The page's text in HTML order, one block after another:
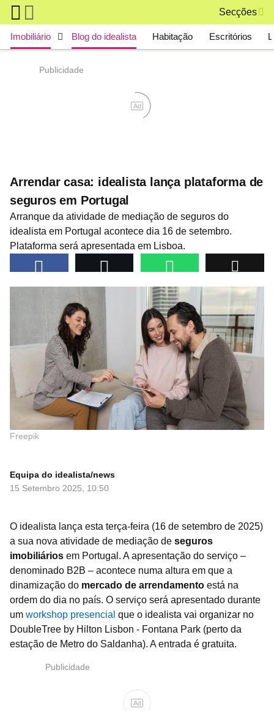
Skip to main content
Secções
Main navigation
Imobiliário Habitação Escritórios
Blog do idealista
Publicidade
Ad
Arrendar casa: idealista lança plataforma de
seguros em Portugal
Arranque da atividade de mediação de seguros do
idealista em Portugal acontece dia 16 de setembro.
Plataforma será apresentada em Lisboa.
Freepik
Equipa do idealista/news
15 Setembro 2025, 10:50
O idealista lança esta terça-feira (16 de setembro de 2025)
a sua nova atividade de mediação de seguros
imobiliários em Portugal. A apresentação do serviço –
denominado B2B – acontece numa altura em que a
dinamização do mercado de arrendamento está na
ordem do dia no país. O serviço será apresentado durante
um workshop presencial que o idealista vai organizar no
DoubleTree by Hilton Lisbon - Fontana Park (perto da
estação de Metro do Saldanha). A entrada é gratuita.
Publicidade
Ad